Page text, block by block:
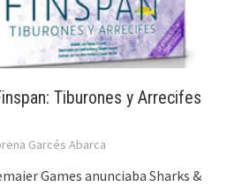
Tiburones y Arrecifes
Garcés Abarca
Games anunciaba Sharks &